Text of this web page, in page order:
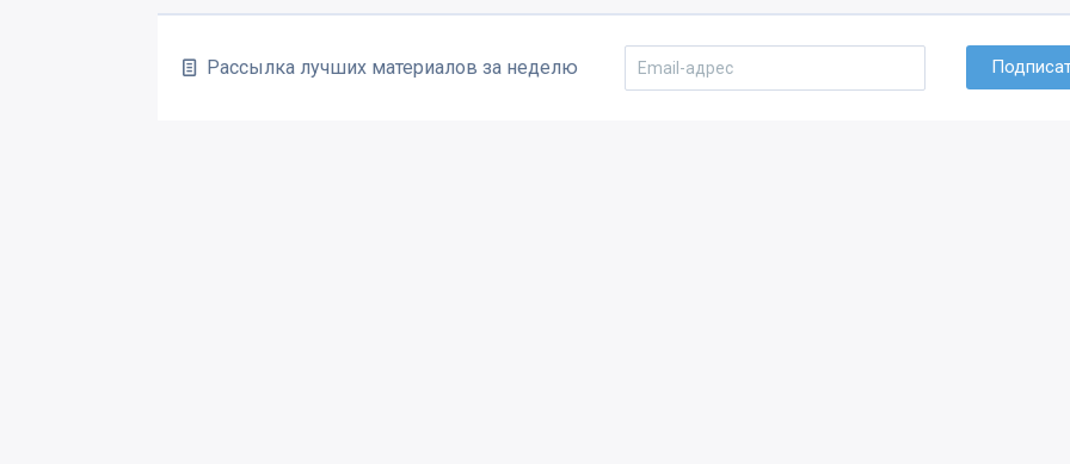
Рассылка лучших материалов за неделю